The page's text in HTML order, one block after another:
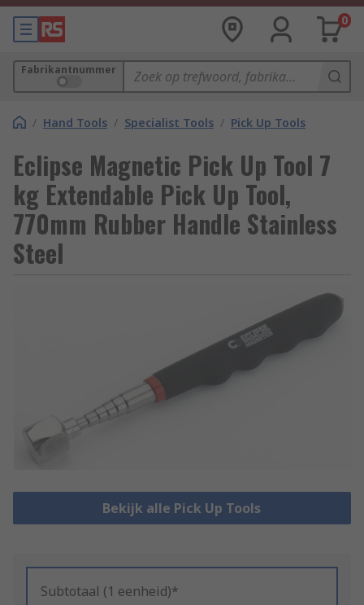
0
Fabrikantnummer
/ Hand Tools / Specialist Tools / Pick Up Tools
Eclipse Magnetic Pick Up Tool 7
kg Extendable Pick Up Tool,
770mm Rubber Handle Stainless
Steel
Bekijk alle Pick Up Tools
Subtotaal (1 eenheid)*